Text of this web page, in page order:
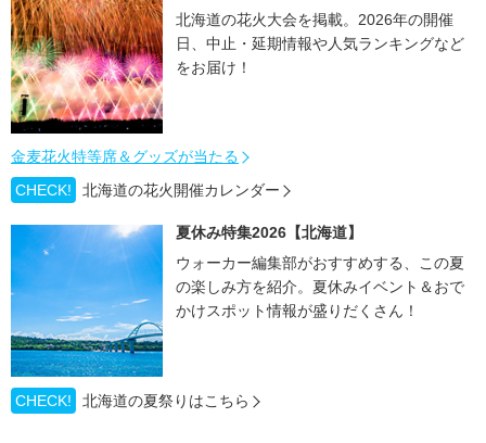
北海道の花火大会を掲載。2026年の開催
日、中止・延期情報や人気ランキングなど
をお届け！
金麦花火特等席＆グッズが当たる
CHECK!
北海道の花火開催カレンダー
夏休み特集2026【北海道】
ウォーカー編集部がおすすめする、この夏
の楽しみ方を紹介。夏休みイベント＆おで
かけスポット情報が盛りだくさん！
CHECK! 北海道の夏祭りはこちら